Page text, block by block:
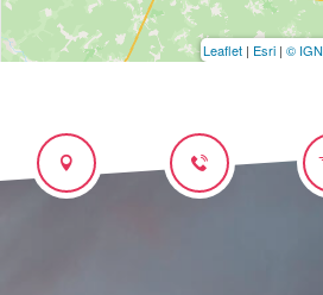
Leaflet | Esri | © IGN